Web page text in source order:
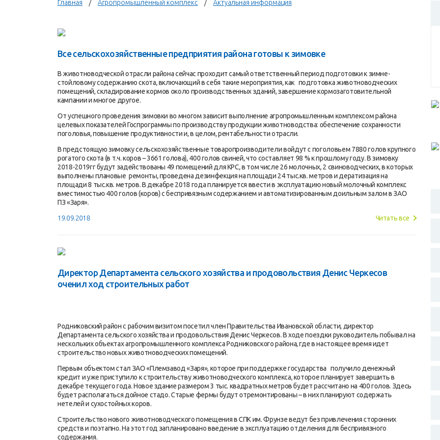
Главная Агропромышленный комплекс Актуальная информация
Все сельскохозяйственные предприятия района готовы к зимовке
В животноводческой отрасли района сейчас проходит самый ответственный период подготовки к зимне-
стойловому содержанию скота, включающий в себя такие мероприятия, как подготовка животноводческих
помещений, складирование кормов около производственных зданий, завершение кормозаготовительной
кампании и многое другое.
От успешного проведения зимовки во многом зависит выполнение агропромышленным комплексом района
целевых показателей Госпрограммы по производству продукции животноводства: обеспечение сохранности
поголовья, повышение продуктивности и, в целом, рентабельности отрасли.
В предстоящую зимовку сельскохозяйственные товаропроизводители войдут с поголовьем 7880 голов крупного
рогатого скота (в т.ч. коров – 3661 голова), 400 голов свиней, что составляет 98 % к прошлому году. В зимовку
2018-2019гг будут задействованы 49 помещений для КРС, в том числе 26 молочных, 2 свиноводческих, в которых
выполнены плановые ремонты, проведена дезинфекция на площади 24 тыс.кв. метров и дератизация на
площади 8 тыс.кв. метров. В декабре 2018 года планируется ввести в эксплуатацию новый молочный комплекс
вместимостью 400 голов (коров) с беспривязным содержанием и автоматизированным доильным залом в ЗАО
ПЗ «Заря».
19.09.2018
Читать все
Директор Департамента сельского хозяйства и продовольствия Денис Черкесов
оченил ход строительных работ
Родниковский район с рабочим визитом посетил член Правительства Ивановской области, директор
Департамента сельского хозяйства и продовольствия Денис Черкесов. В ходе поездки руководитель побывал на
нескольких объектах агропромышленного комплекса Родниковского района, где в настоящее время идет
строительство новых животноводческих помещений.
Первым объектом стал ЗАО «Племзавод «Заря», которое при поддержке государства получило денежный
кредит и уже приступило к строительству животноводческого комплекса, которое планирует завершить в
декабре текущего года. Новое здание размером 3 тыс. квадратных метров будет рассчитано на 400 голов. Здесь
будет располагаться дойное стадо. Старые фермы будут отремонтированы – в них планируют содержать
нетелей и сухостойных коров.
Строительство нового животноводческого помещения в СПК им. Фрунзе ведут без привлечения сторонних
средств и поэтапно. На этот год запланировано введение в эксплуатацию отделения для беспривязного
содержания.